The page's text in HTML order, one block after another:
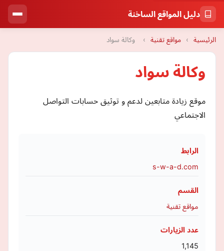
دليل المواقع الساخنة
الرئيسية › مواقع تقنية › وكالة سواد
وكالة سواد
موقع زيادة متابعين لدعم و توثيق حسابات التواصل
الاجتماعي
الرابط
s-w-a-d.com
القسم
مواقع تقنية
عدد الزيارات
1,145